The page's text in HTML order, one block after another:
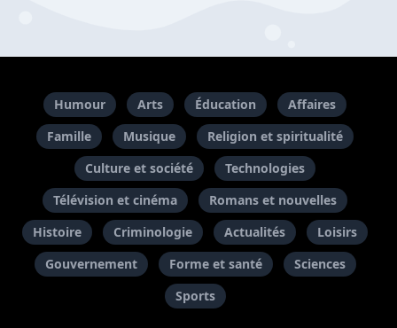
Humour Arts Éducation
Affaires
Famille
Musique
Religion et spiritualité
Culture et société
Technologies
Télévision et cinéma
Romans et nouvelles
Histoire
Criminologie Actualités
Loisirs
Gouvernement
Forme et santé
Sciences
Sports